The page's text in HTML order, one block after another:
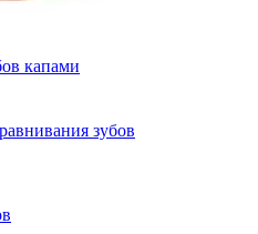
капами
зубов